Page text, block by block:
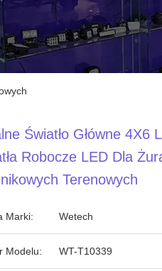
Światło Główne 4X6
Robocze LED Dla
Terenowych
Marki: Wetech
Modelu: WT-T10339